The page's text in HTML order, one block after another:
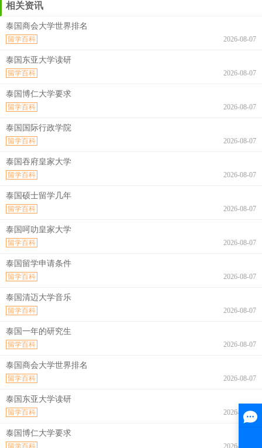
相关资讯
泰国商会大学世界排名
2026-08-07
留学百科
泰国东亚大学读研
2026-08-07
留学百科
泰国博仁大学要求
2026-08-07
留学百科
泰国国际行政学院
2026-08-07
留学百科
泰国吞府皇家大学
2026-08-07
留学百科
泰国硕士留学几年
2026-08-07
留学百科
泰国呵叻皇家大学
2026-08-07
留学百科
泰国留学申请条件
2026-08-07
留学百科
泰国清迈大学音乐
2026-08-07
留学百科
泰国一年的研究生
2026-08-07
留学百科
泰国商会大学世界排名
2026-08-07
留学百科
泰国东亚大学读研
2026-08-07
留学百科
泰国博仁大学要求